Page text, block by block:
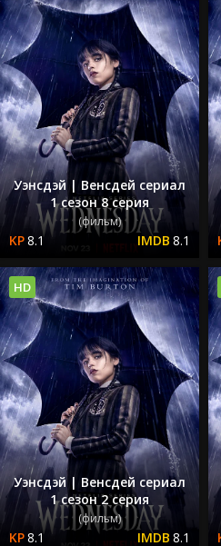
Уэнсдэй | Венсдей сериал
1 сезон 8 серия
(фильм)
8.1 8.1
Уэнсдэй | Венсдей сериал
1 сезон 2 серия
(фильм)
8.1 8.1
HD